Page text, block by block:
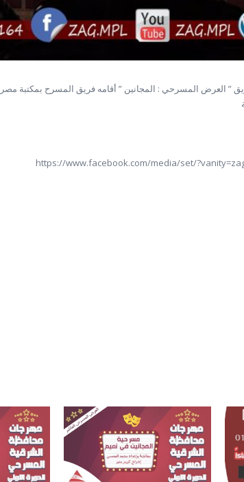
” العرض المسرحي : المجانين ” أقامه فريق المسرح بمكتبة مصر
https://www.facebook.com/media/set/